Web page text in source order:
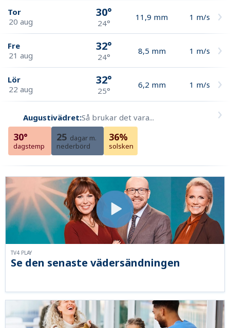
Tor
20 aug
30°
24°
11,9 mm 1 m/s
Fre
21 aug
32°
24°
8,5 mm 1 m/s
Lör
22 aug
32°
25°
6,2 mm 1 m/s
Augustivädret:Så brukar det vara...
30°
dagstemp
25 dagar m.
nederbörd
36%
solsken
Se den senaste vädersändningen
TV4 PLAY